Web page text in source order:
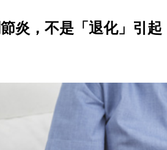
節炎，不是「退化」引起